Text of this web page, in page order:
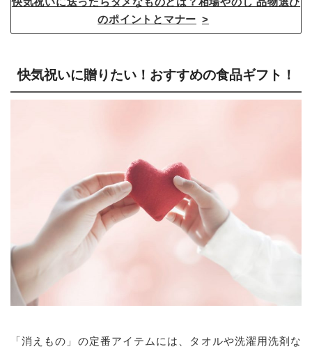
のポイントとマナー
快気祝いに贈りたい！おすすめの食品ギフト！
「消えもの」の定番アイテムには、タオルや洗濯用洗剤な